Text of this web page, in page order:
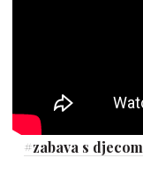
#zabava s djecom